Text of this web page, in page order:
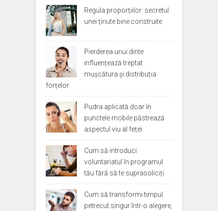
Regula proporțiilor: secretul
unei ținute bine construite
Pierderea unui dinte
influențează treptat
mușcătura și distribuția
forțelor
Pudra aplicată doar în
punctele mobile păstrează
aspectul viu al feței
Cum să introduci
voluntariatul în programul
tău fără să te suprasoliciți
Cum să transformi timpul
petrecut singur într-o alegere,